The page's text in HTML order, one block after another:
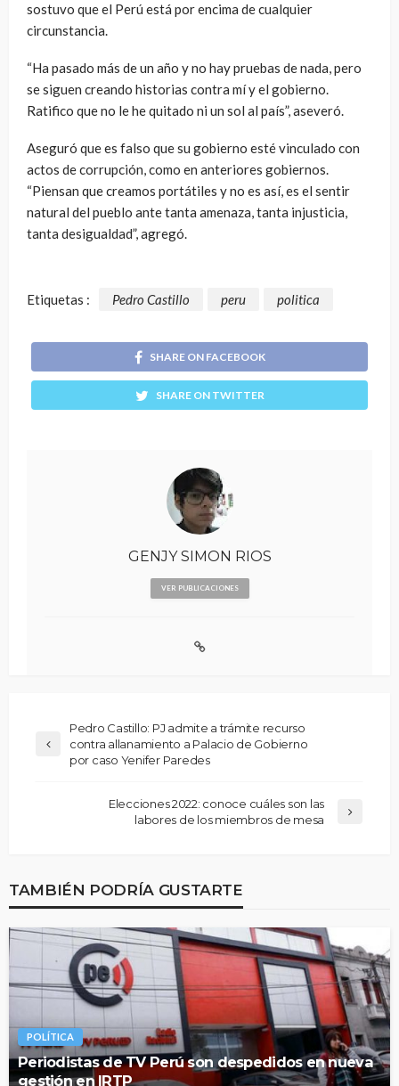
sostuvo que el Perú está por encima de cualquier
circunstancia.
“Ha pasado más de un año y no hay pruebas de nada, pero
se siguen creando historias contra mí y el gobierno.
Ratifico que no le he quitado ni un sol al país”, aseveró.
Aseguró que es falso que su gobierno esté vinculado con
actos de corrupción, como en anteriores gobiernos.
“Piensan que creamos portátiles y no es así, es el sentir
natural del pueblo ante tanta amenaza, tanta injusticia,
tanta desigualdad”, agregó.
Etiquetas : Pedro Castillo peru politica
SHARE ON FACEBOOK
SHARE ON TWITTER
GENJY SIMON RIOS
VER PUBLICACIONES
Pedro Castillo: PJ admite a trámite recurso
contra allanamiento a Palacio de Gobierno
por caso Yenifer Paredes
Elecciones 2022: conoce cuáles son las
labores de los miembros de mesa
TAMBIÉN PODRÍA GUSTARTE
POLÍTICA
Periodistas de TV Perú son despedidos en nueva
gestión en IRTP